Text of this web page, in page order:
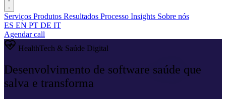
Serviços Produtos Resultados Processo Insights Sobre nós
ES EN PT DE IT
Agendar call
HealthTech & Saúde Digital
Desenvolvimento de software saúde que
salva e transforma